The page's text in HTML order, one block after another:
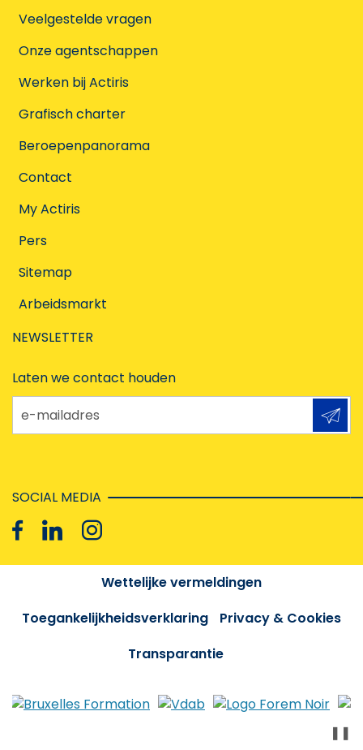
Veelgestelde vragen
Onze agentschappen
Werken bij Actiris
Grafisch charter
Beroepenpanorama
Contact
My Actiris
Pers
Sitemap
Arbeidsmarkt
NEWSLETTER
Laten we contact houden
e-mailadres
SOCIAL MEDIA
Wettelijke vermeldingen
Toegankelijkheidsverklaring
Privacy & Cookies
Transparantie
❚❚